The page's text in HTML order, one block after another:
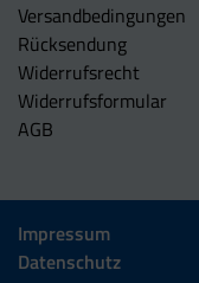
Versandbedingungen
Rücksendung
Widerrufsrecht
Widerrufsformular
AGB
Impressum
Datenschutz